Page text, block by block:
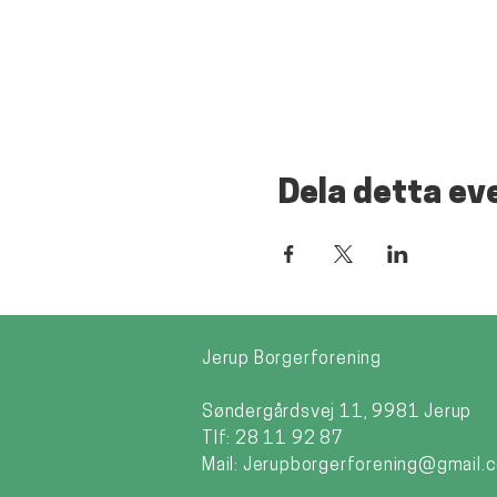
Dela detta
Jerup Borgerforening
Søndergårdsvej 11, 9981 Jerup
Tlf: 28 11 92 87
Mail: